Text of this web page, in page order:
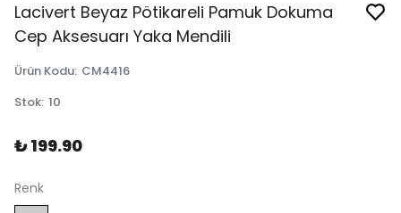
Lacivert Beyaz Pötikareli Pamuk Dokuma
Cep Aksesuarı Yaka Mendili
Ürün Kodu: CM4416
Stok: 10
₺ 199.90
Renk